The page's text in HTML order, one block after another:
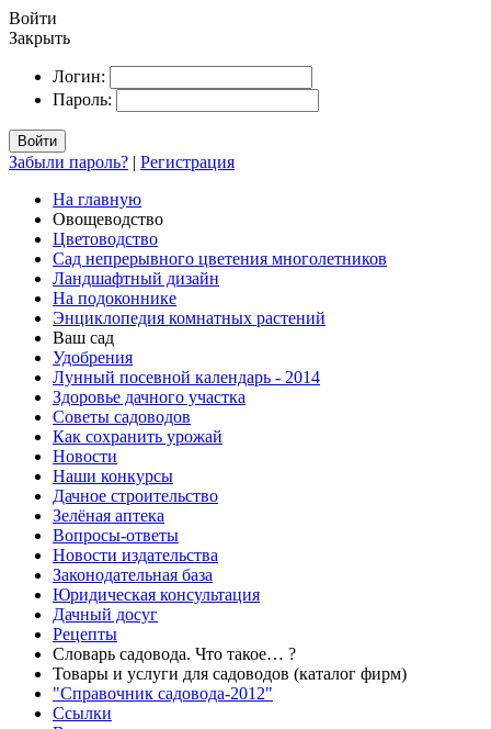
Войти
Закрыть
Логин:
Пароль:
Войти
Забыли пароль? | Регистрация
На главную
Овощеводство
Цветоводство
Сад непрерывного цветения многолетников
Ландшафтный дизайн
На подоконнике
Энциклопедия комнатных растений
Ваш сад
Удобрения
Лунный посевной календарь - 2014
Здоровье дачного участка
Советы садоводов
Как сохранить урожай
Новости
Наши конкурсы
Дачное строительство
Зелёная аптека
Вопросы-ответы
Новости издательства
Законодательная база
Юридическая консультация
Дачный досуг
Рецепты
Словарь садовода. Что такое… ?
Товары и услуги для садоводов (каталог фирм)
"Справочник садовода-2012"
Ссылки